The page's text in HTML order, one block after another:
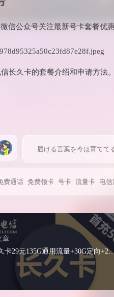
信公众号关注最新号卡套餐优
长久卡的套餐介绍和申请方法
届ける言葉を今は育てて
费通话 免费领卡 号卡 流量卡 电
章
电信长久卡29元135G通用流量+30G定向+200分钟通话